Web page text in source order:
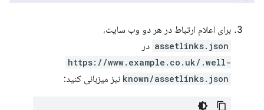
برای اعلام ارتباط در هر دو وب سایت،
assetlinks.json در
https://www.example.co.uk/.well-
known/assetlinks.json نیز میزبانی کنید: